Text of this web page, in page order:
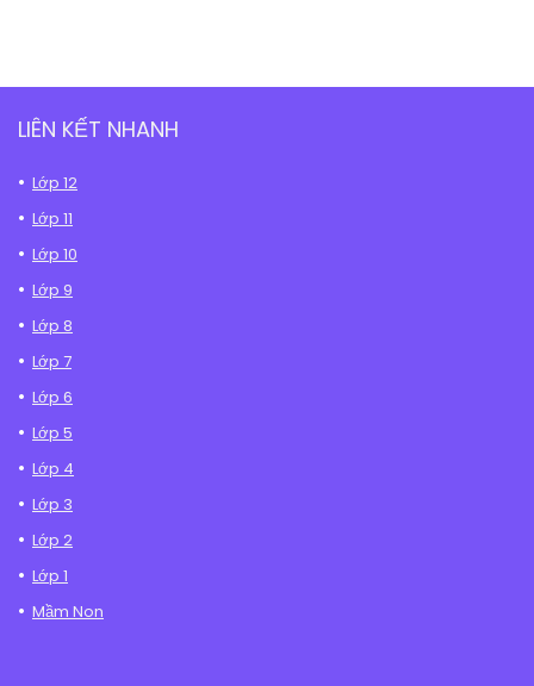
LIÊN KẾT NHANH
Lớp 12
Lớp 11
Lớp 10
Lớp 9
Lớp 8
Lớp 7
Lớp 6
Lớp 5
Lớp 4
Lớp 3
Lớp 2
Lớp 1
Mầm Non